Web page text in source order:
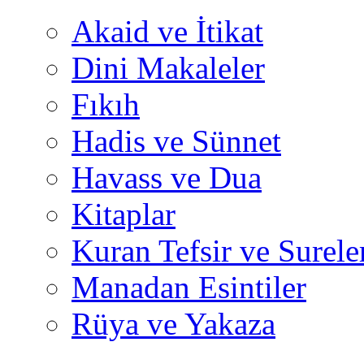
Akaid ve İtikat
Dini Makaleler
Fıkıh
Hadis ve Sünnet
Havass ve Dua
Kitaplar
Kuran Tefsir ve
Manadan Esintiler
Rüya ve Yakaza